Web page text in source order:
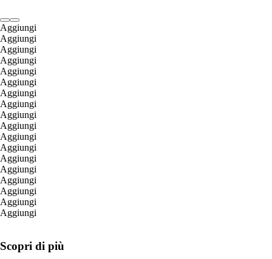
Aggiungi
Aggiungi
Aggiungi
Aggiungi
Aggiungi
Aggiungi
Aggiungi
Aggiungi
Aggiungi
Aggiungi
Aggiungi
Aggiungi
Aggiungi
Aggiungi
Aggiungi
Aggiungi
Aggiungi
Aggiungi
Scopri di più